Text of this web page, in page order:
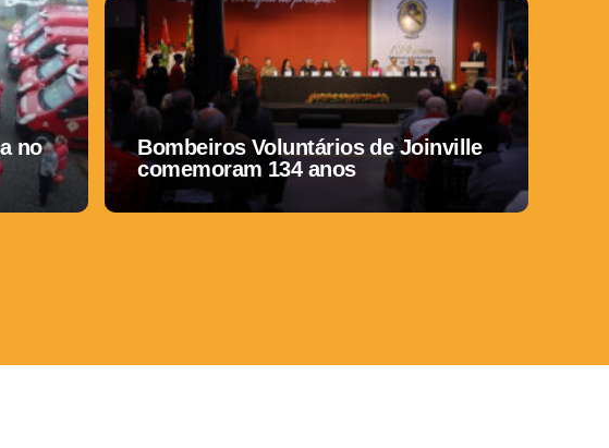
no
Bombeiros Voluntários de Joinville
comemoram 134 anos